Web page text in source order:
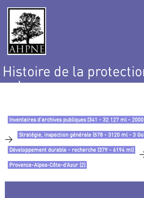
Histoire de la
nature
Inventaires d’archives publiques (341 - 32 127 ml -
> Stratégie, inspection générale (578 - 3120 ml - 3
Développement durable - recherche (379 - 6194 ml)
Provence-Alpes-Côte-d’Azur (2)